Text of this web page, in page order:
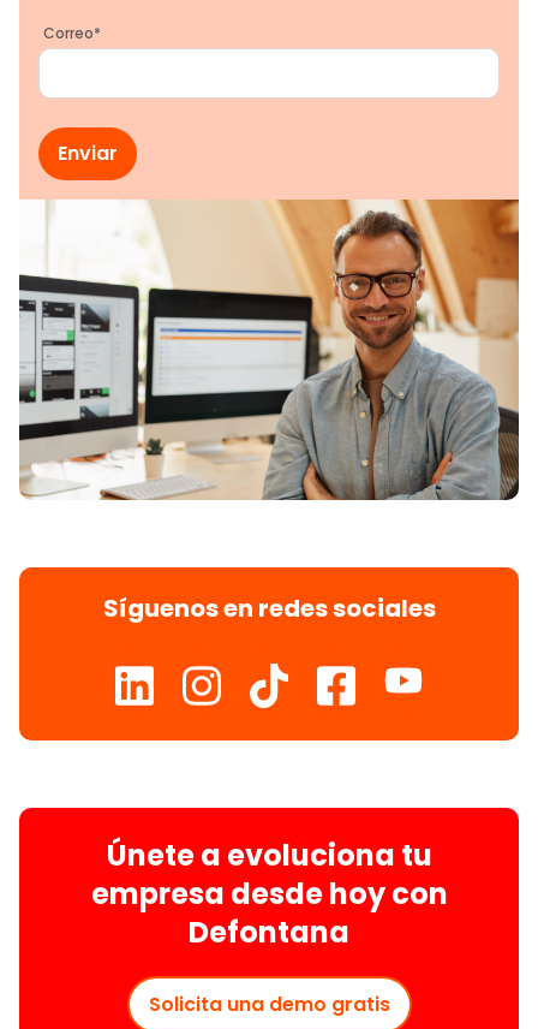
Correo*
Síguenos en redes sociales
Únete a evoluciona tu
empresa desde hoy con
Defontana
Solicita una demo gratis